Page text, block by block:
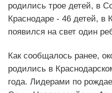
родились трое детей, в
Краснодаре - 46 детей, в
появился на свет один
Как сообщалось ранее,
родились в
года. Лидерами по